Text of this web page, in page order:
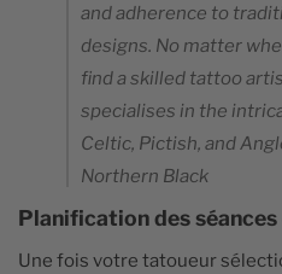
and adherence to
designs. No matter
find a skilled tattoo
specialises in the
Celtic, Pictish, and
Northern Black
Planification des
Une fois votre tatoueur